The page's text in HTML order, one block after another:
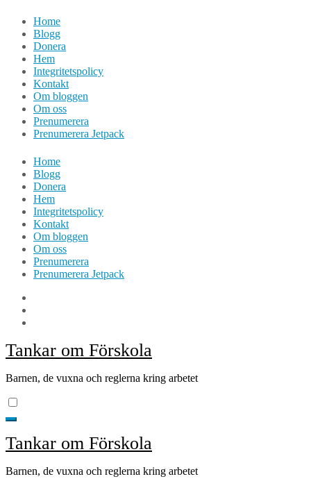
Hoppa
innehåll
Home
Blogg
Donera
Hem
Integritetspolicy
Kontakt
Om bloggen
Om oss
Prenumerera
Prenumerera Jetpack
Home
Blogg
Donera
Hem
Integritetspolicy
Kontakt
Om bloggen
Om oss
Prenumerera
Prenumerera Jetpack
Tankar om Förskola
Barnen, de vuxna och reglerna kring arbetet
Tankar om Förskola
Barnen, de vuxna och reglerna kring arbetet